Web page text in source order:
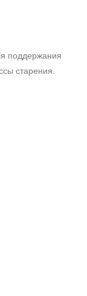
поддержания
старения.